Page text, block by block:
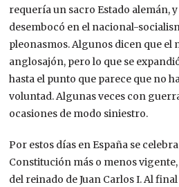
requería un sacro Estado alemán, y
desembocó en el nacional-
pleonasmos. Algunos dicen que el
anglosajón, pero lo que se
hasta el punto que parece que no
voluntad. Algunas veces con
ocasiones de modo siniestro.
Por estos días en España se
Constitución más o menos
del reinado de Juan Carlos I. Al